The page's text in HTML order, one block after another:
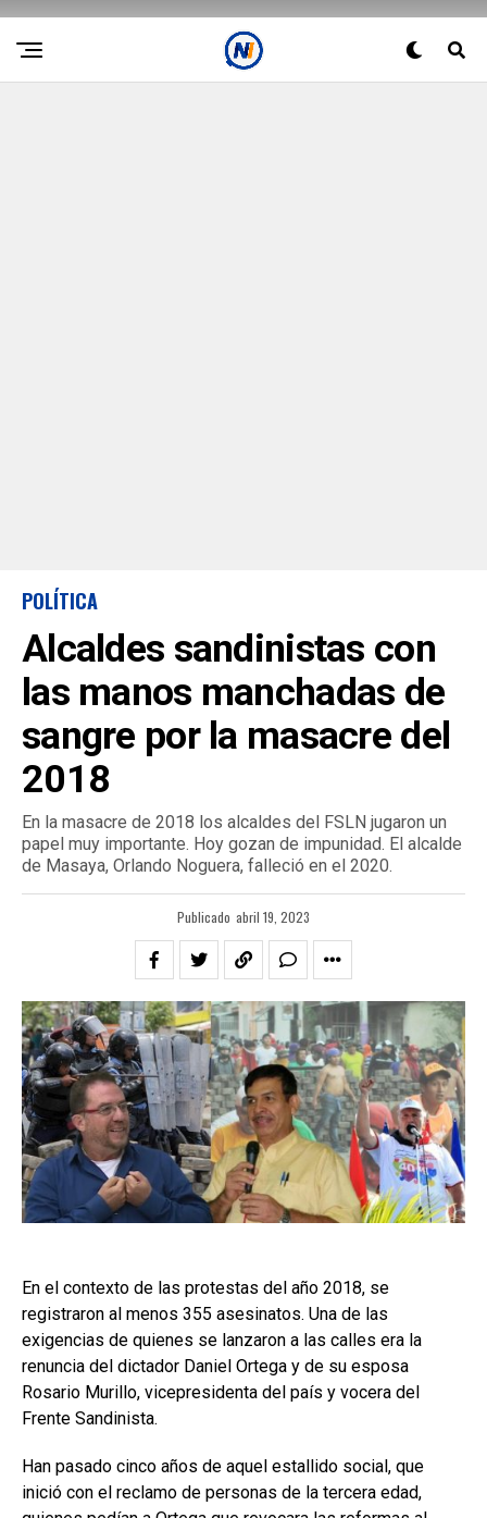
POLÍTICA
Alcaldes sandinistas con
las manos manchadas de
sangre por la masacre del
2018
En la masacre de 2018 los alcaldes del FSLN jugaron un
papel muy importante. Hoy gozan de impunidad. El alcalde
de Masaya, Orlando Noguera, falleció en el 2020.
Publicado abril 19, 2023
En el contexto de las protestas del año 2018, se
registraron al menos 355 asesinatos. Una de las
exigencias de quienes se lanzaron a las calles era la
renuncia del dictador Daniel Ortega y de su esposa
Rosario Murillo, vicepresidenta del país y vocera del
Frente Sandinista.
Han pasado cinco años de aquel estallido social, que
inició con el reclamo de personas de la tercera edad,